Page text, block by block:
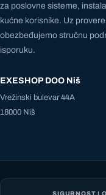
za poslovne sisteme,
kućne korisnike. Uz
obezbeđujemo stručnu
isporuku.
EXESHOP DOO Niš
Vrežinski bulevar 44A
18000 Niš
SIGURNOST I